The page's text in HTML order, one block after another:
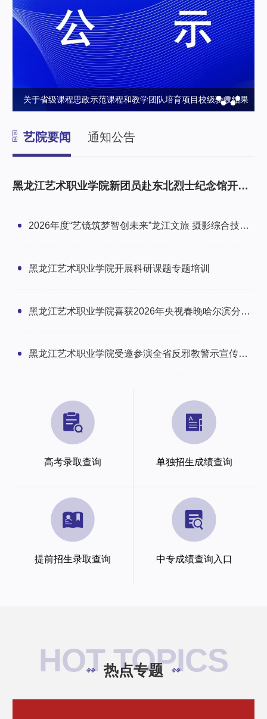
关于省级课程思政示范课程和教学团队培育项目校级验收结果
艺院要闻 通知公告
黑龙江艺术职业学院新团员赴东北烈士纪念馆开展
2026年度“艺镜筑梦智创未来”龙江文旅 摄影综合技能
培训班圆满举办
黑龙江艺术职业学院开展科研课题专题培训
黑龙江艺术职业学院喜获2026年央视春晚哈尔滨分会
场感谢信
黑龙江艺术职业学院受邀参演全省反邪教警示宣传文
高考录取查询 单独招生成绩查询
提前招生录取查询 中专成绩查询入口
HOT TOPICS
热点专题